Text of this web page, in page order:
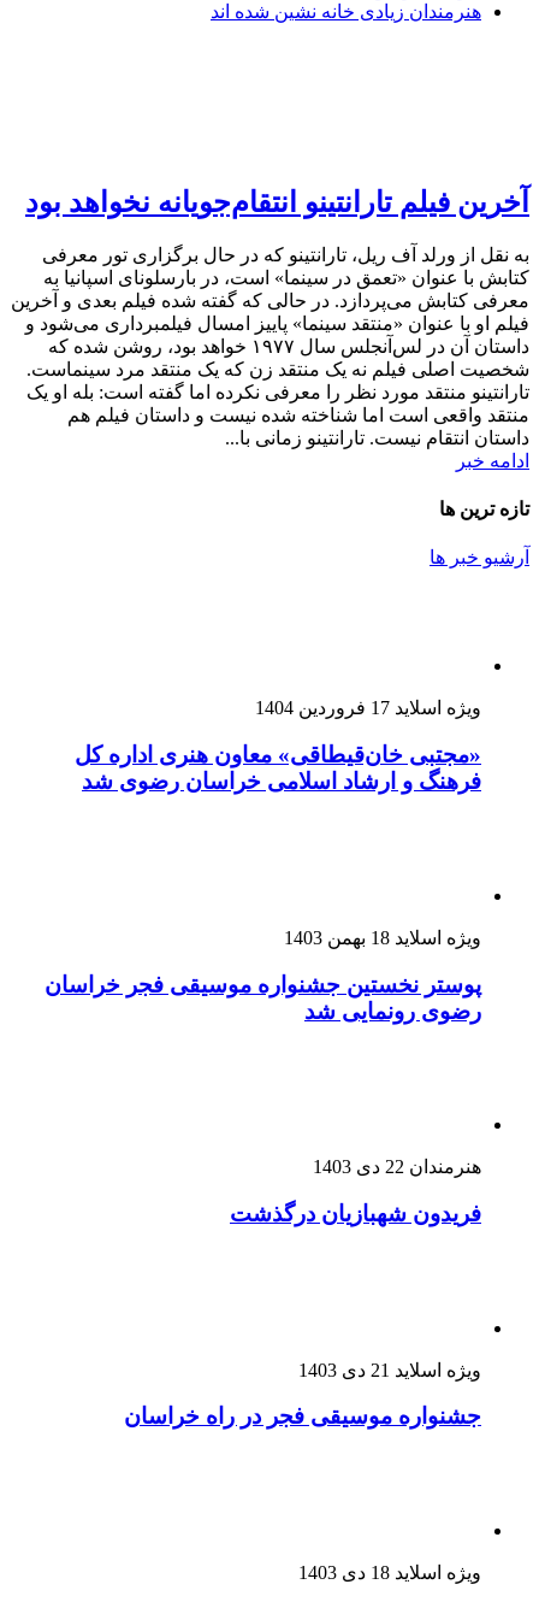
هنرمندان زیادی خانه نشین شده اند
آخرین فیلم تارانتینو انتقام‌جویانه نخواهد بود
به نقل از ورلد آف ریل، تارانتینو که در حال برگزاری تور معرفی
کتابش با عنوان «تعمق در سینما» است، در بارسلونای اسپانیا به
معرفی کتابش می‌پردازد. در حالی که گفته شده فیلم بعدی و آخرین
فیلم او با عنوان «منتقد سینما» پاییز امسال فیلمبرداری می‌شود و
داستان آن در لس‌آنجلس سال ۱۹۷۷ خواهد بود، روشن شده که
شخصیت اصلی فیلم نه یک منتقد زن که یک منتقد مرد سینماست.
تارانتینو منتقد مورد نظر را معرفی نکرده اما گفته است: بله او یک
منتقد واقعی است اما شناخته شده نیست و داستان فیلم هم
داستان انتقام نیست. تارانتینو زمانی با...
ادامه خبر
تازه ترین ها
آرشیو خبر ها
ویژه اسلاید 17 فروردین 1404
«مجتبی خان‌قیطاقی» معاون هنری اداره کل
فرهنگ و ارشاد اسلامی خراسان رضوی شد
ویژه اسلاید 18 بهمن 1403
پوستر نخستین جشنواره موسیقی فجر خراسان
رضوی رونمایی شد
هنرمندان 22 دی 1403
فریدون شهبازیان درگذشت
ویژه اسلاید 21 دی 1403
جشنواره موسیقی فجر در راه خراسان
ویژه اسلاید 18 دی 1403